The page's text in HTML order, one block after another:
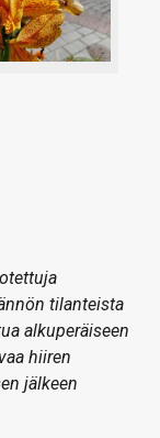
tilanteista
alkuperäiseen
hiiren
jälkeen